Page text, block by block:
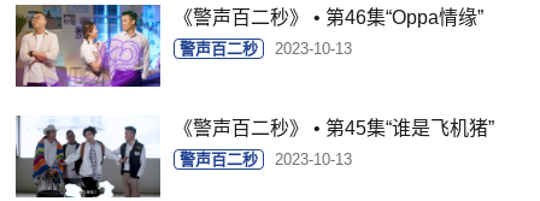
《警声百二秒》 • 第46集“Oppa情缘”
警声百二秒 2023-10-13
《警声百二秒》 • 第45集“谁是飞机猪”
警声百二秒 2023-10-13